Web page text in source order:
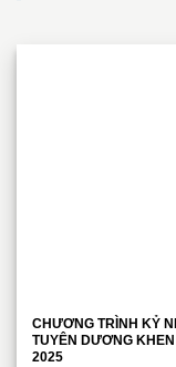
CHƯƠNG TRÌNH KỶ
TUYÊN DƯƠNG
2025